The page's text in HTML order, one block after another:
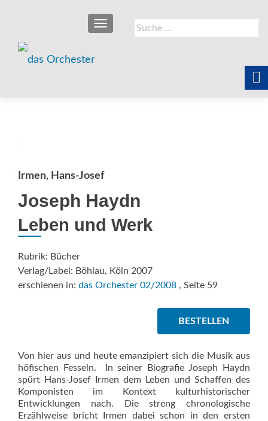
Suche
nach:
SCHALTE NAVIGATION
Irmen, Hans-Josef
Joseph Haydn
Leben und Werk
Rubrik: Bücher
Verlag/Label: Böhlau, Köln 2007
erschienen in: das Orchester 02/2008 , Seite 59
BESTELLEN
Von hier aus und heute emanzipiert sich die Musik aus
höfischen Fesseln.  In seiner Biografie Joseph Haydn
spürt Hans-Josef Irmen dem Leben und Schaffen des
Komponisten im Kontext kulturhistorischer
Entwicklungen nach. Die streng chronologische
Erzählweise bricht Irmen dabei schon in den ersten